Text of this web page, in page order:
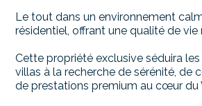
Le tout dans un environnement
résidentiel, offrant une qualité de vie
Cette propriété exclusive séduira
villas à la recherche de sérénité, de
de prestations premium au cœur du